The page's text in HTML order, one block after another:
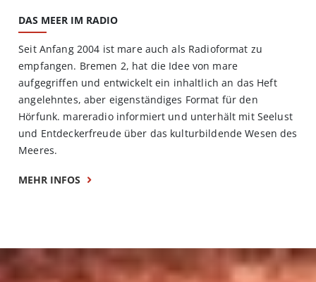
DAS MEER IM RADIO
Seit Anfang 2004 ist mare auch als Radioformat zu
empfangen. Bremen 2, hat die Idee von mare
aufgegriffen und entwickelt ein inhaltlich an das Heft
angelehntes, aber eigenständiges Format für den
Hörfunk. mareradio informiert und unterhält mit Seelust
und Entdeckerfreude über das kulturbildende Wesen des
Meeres.
MEHR INFOS